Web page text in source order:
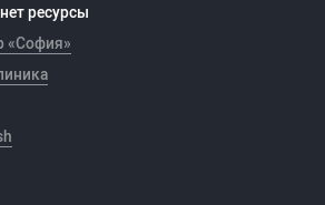
ресурсы
«София»